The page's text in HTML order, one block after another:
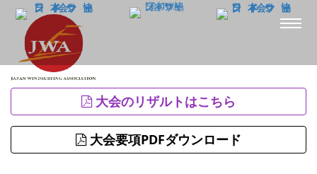
大会のリザルトはこちら
大会要項PDFダウンロード